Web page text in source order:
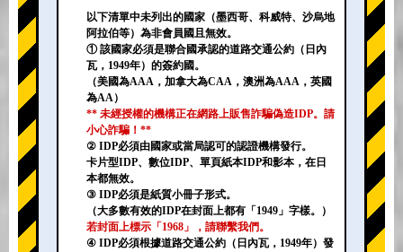
以下清單中未列出的國家（墨西哥、科威特、沙烏地
阿拉伯等）為非會員國且無效。
① 該國家必須是聯合國承認的道路交通公約（日內
瓦，1949年）的簽約國。
（美國為AAA，加拿大為CAA，澳洲為AAA，英國
為AA）
** 未經授權的機構正在網路上販售詐騙偽造IDP。請
小心詐騙！**
② IDP必須由國家或當局認可的認證機構發行。
卡片型IDP、數位IDP、單頁紙本IDP和影本，在日
本都無效。
③ IDP必須是紙質小冊子形式。
（大多數有效的IDP在封面上都有「1949」字樣。）
若封面上標示「1968」，請聯繫我們。
④ IDP必須根據道路交通公約（日內瓦，1949年）發